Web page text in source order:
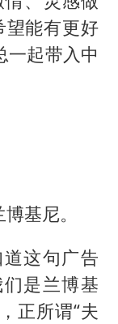
望能有更好
一起带入中
基尼。
这句广告
是兰博基
正所谓“夫